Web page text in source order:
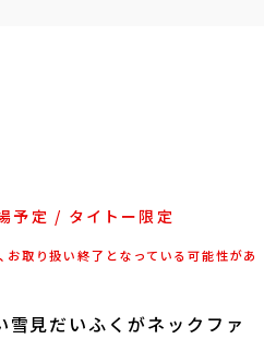
予定 / タイトー限定
取り扱い終了となっている可能性があ
見だいふくがネックファ